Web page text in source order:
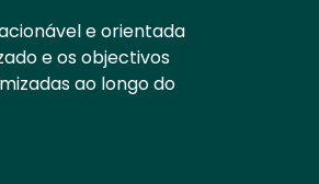
e orientada
e os objectivos
ao longo do